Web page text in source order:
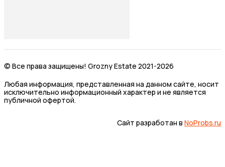
© Все права защищены! Grozny Estate 2021-2026
Любая информация, представленная на данном сайте, носит
исключительно информационный характер и не является
публичной офертой.
Сайт разработан в NoProbs.ru